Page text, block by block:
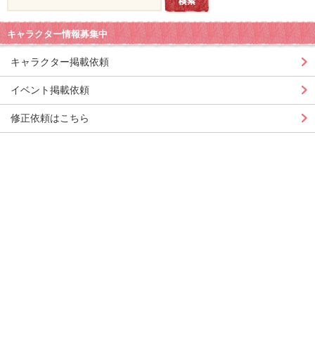
キャラクター情報募集中
キャラクター掲載依頼
イベント掲載依頼
修正依頼はこちら